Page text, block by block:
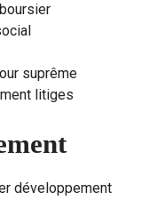
suprême
litiges
développement